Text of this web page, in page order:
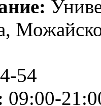
54
09:00-